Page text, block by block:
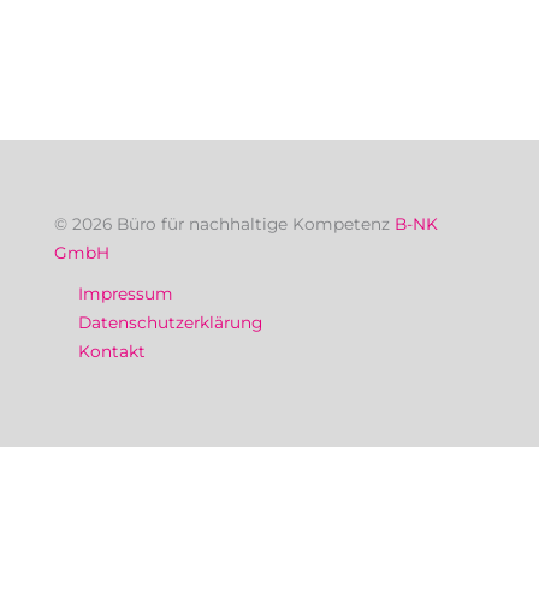
© 2026 Büro für nachhaltige Kompetenz B-NK
GmbH
Impressum
Datenschutzerklärung
Kontakt